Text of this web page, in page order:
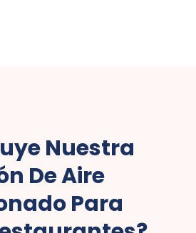
Nuestra
De Aire
Para